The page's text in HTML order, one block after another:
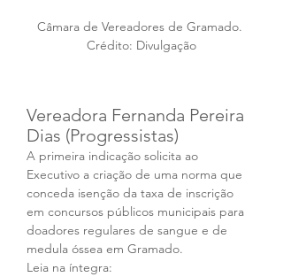
Câmara de Vereadores de Gramado.
Crédito: Divulgação
Vereadora Fernanda Pereira
Dias (Progressistas)
A primeira indicação solicita ao
Executivo a criação de uma norma que
conceda isenção da taxa de inscrição
em concursos públicos municipais para
doadores regulares de sangue e de
medula óssea em Gramado.
Leia na íntegra: